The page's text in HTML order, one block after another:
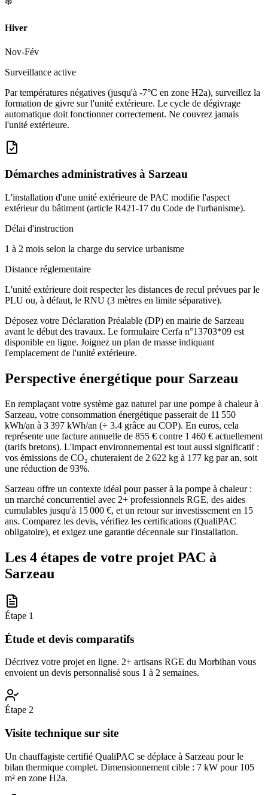
Hiver
Nov-Fév
Surveillance active
Par températures négatives (jusqu'à -7°C en zone H2a), surveillez la
formation de givre sur l'unité extérieure. Le cycle de dégivrage
automatique doit fonctionner correctement. Ne couvrez jamais
l'unité extérieure.
Démarches administratives à Sarzeau
L'installation d'une unité extérieure de PAC modifie l'aspect
extérieur du bâtiment (article R421-17 du Code de l'urbanisme).
Délai d'instruction
1 à 2 mois selon la charge du service urbanisme
Distance réglementaire
L'unité extérieure doit respecter les distances de recul prévues par le
PLU ou, à défaut, le RNU (3 mètres en limite séparative).
Déposez votre Déclaration Préalable (DP) en mairie de Sarzeau
avant le début des travaux. Le formulaire Cerfa n°13703*09 est
disponible en ligne. Joignez un plan de masse indiquant
l'emplacement de l'unité extérieure.
Perspective énergétique pour Sarzeau
En remplaçant votre système gaz naturel par une pompe à chaleur à
Sarzeau, votre consommation énergétique passerait de 11 550
kWh/an à 3 397 kWh/an (÷ 3.4 grâce au COP). En euros, cela
représente une facture annuelle de 855 € contre 1 460 € actuellement
(tarifs bretons). L'impact environnemental est tout aussi significatif :
vos émissions de CO₂ chuteraient de 2 622 kg à 177 kg par an, soit
une réduction de 93%.
Sarzeau offre un contexte idéal pour passer à la pompe à chaleur :
un marché concurrentiel avec 2+ professionnels RGE, des aides
cumulables jusqu'à 15 000 €, et un retour sur investissement en 15
ans. Comparez les devis, vérifiez les certifications (QualiPAC
obligatoire), et exigez une garantie décennale sur l'installation.
Les 4 étapes de votre projet PAC à
Sarzeau
Étape 1
Étude et devis comparatifs
Décrivez votre projet en ligne. 2+ artisans RGE du Morbihan vous
envoient un devis personnalisé sous 1 à 2 semaines.
Étape 2
Visite technique sur site
Un chauffagiste certifié QualiPAC se déplace à Sarzeau pour le
bilan thermique complet. Dimensionnement cible : 7 kW pour 105
m² en zone H2a.